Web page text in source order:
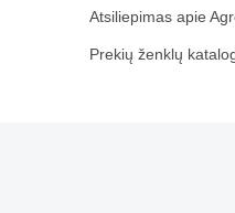
Atsiliepimas apie
Prekių ženklų